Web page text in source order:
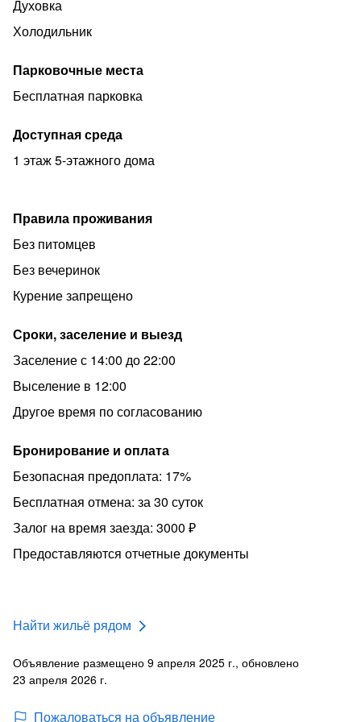
гости которые ценят свое время выбирают честность и
уважение в общении и в заселении - Которое в
Духовка
Холодильник
Парковочные места
Бесплатная парковка
Доступная среда
1 этаж 5-этажного дома
Правила проживания
Без питомцев
Без вечеринок
Курение запрещено
Сроки, заселение и выезд
Заселение с 14:00 до 22:00
Выселение в 12:00
Другое время по согласованию
Бронирование и оплата
Безопасная предоплата: 17%
Бесплатная отмена: за 30 суток
Залог на время заезда: 3000 ₽
Предоставляются отчетные документы
Найти жильё рядом
Объявление размещено 9 апреля 2025 г., обновлено
23 апреля 2026 г.
Пожаловаться на объявление